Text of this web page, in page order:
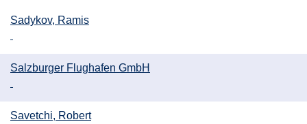
Sadykov, Ramis
Salzburger Flughafen GmbH
Savetchi, Robert